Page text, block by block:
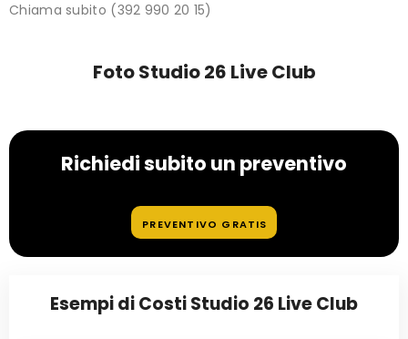
Chiama subito (392 990 20 15)
Foto Studio 26 Live Club
Richiedi subito un preventivo
PREVENTIVO GRATIS
Esempi di Costi Studio 26 Live Club